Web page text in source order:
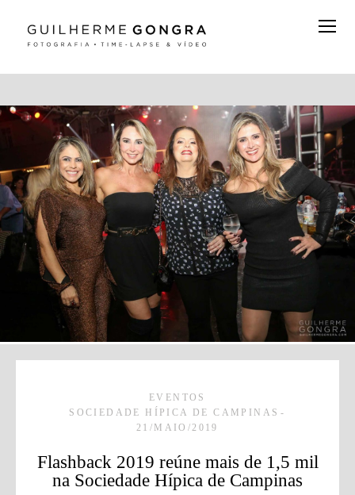
EVENTOS
SOCIEDADE HÍPICA DE CAMPINAS
21/MAIO/2019
Flashback 2019 reúne mais de 1,5 mil
na Sociedade Hípica de Campinas